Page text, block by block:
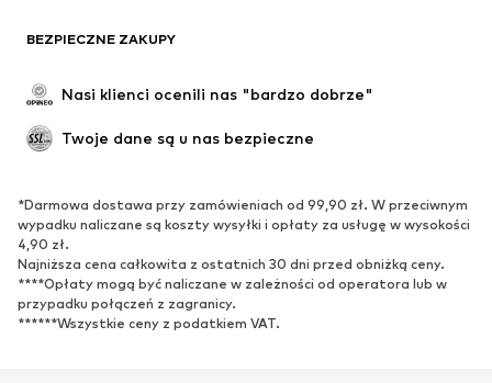
Specjalne okazje
Nowości
Na czasie
Trampki & sneakersy
Czółenka & buty na obcasie
Kozaki
Sandały
BEZPIECZNE ZAKUPY
Nasi klienci ocenili nas "bardzo dobrze"
Twoje dane są u nas bezpieczne
*Darmowa dostawa przy zamówieniach od 99,90 zł. W przeciwnym
wypadku naliczane są koszty wysyłki i opłaty za usługę w wysokości
4,90 zł.
Najniższa cena całkowita z ostatnich 30 dni przed obniżką ceny.
****Opłaty mogą być naliczane w zależności od operatora lub w
przypadku połączeń z zagranicy.
******Wszystkie ceny z podatkiem VAT.